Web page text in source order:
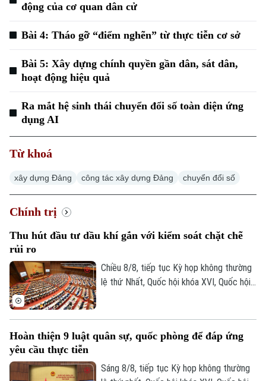
động của cơ quan dân cử
Bài 4: Tháo gỡ “điểm nghẽn” từ thực tiễn cơ sở
Bài 5: Xây dựng chính quyền gần dân, sát dân,
hoạt động hiệu quả
Ra mắt hệ sinh thái chuyển đổi số toàn diện ứng
dụng AI
Từ khoá
xây dựng Đảng công tác xây dựng Đảng chuyển đổi số
Chính trị
Thu hút đầu tư dầu khí gắn với kiểm soát chặt chẽ
rủi ro
Chiều 8/8, tiếp tục Kỳ họp không thường
lệ thứ Nhất, Quốc hội khóa XVI, Quốc hội
để thu hút đầu tư vào những khu vực có
tăng phân cấp, phân quyền cho Tập đoàn
Hoàn thiện 9 luật quân sự, quốc phòng để đáp ứng
yêu cầu thực tiễn
Sáng 8/8, tiếp tục Kỳ họp không thường